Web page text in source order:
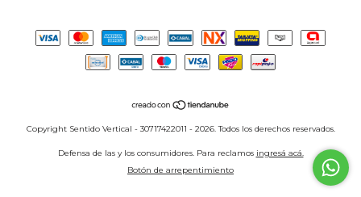
Copyright Sentido Vertical - 30717422011 - 2026. Todos los derechos reservados.
Defensa de las y los consumidores. Para reclamos ingresá acá.
Botón de arrepentimiento